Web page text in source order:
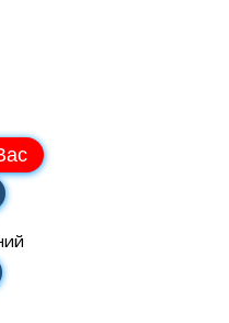
В наличии